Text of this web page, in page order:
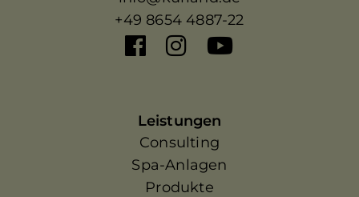
+49 8654 4887-22
Leistungen
Consulting
Spa-Anlagen
Produkte